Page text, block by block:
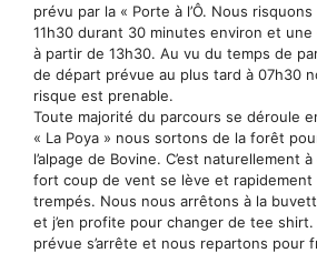
prévu par la « Porte à l’Ô. Nous
11h30 durant 30 minutes environ et
à partir de 13h30. Au vu du temps de
de départ prévue au plus tard à 07h30
risque est prenable.
Toute majorité du parcours se déroule
« La Poya » nous sortons de la forêt
l’alpage de Bovine. C’est naturellement
fort coup de vent se lève et rapidement
trempés. Nous nous arrêtons à la
et j’en profite pour changer de tee shirt.
prévue s’arrête et nous repartons pour